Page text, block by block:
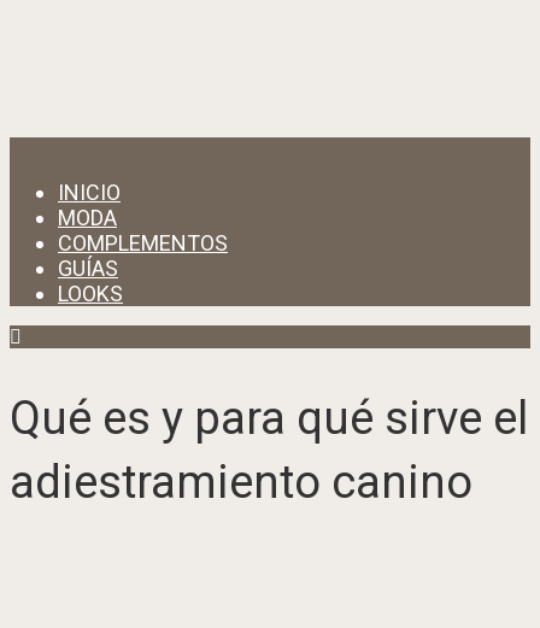
INICIO
MODA
COMPLEMENTOS
GUÍAS
LOOKS
Qué es y para qué sirve el
adiestramiento canino